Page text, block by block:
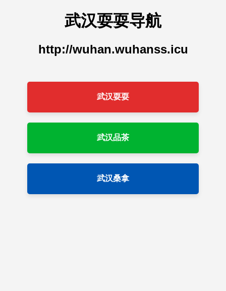
武汉耍耍导航
http://wuhan.wuhanss.icu
武汉耍耍
武汉品茶
武汉桑拿